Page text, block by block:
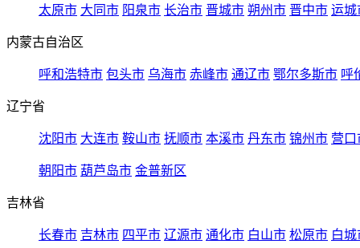
太原市 大同市 阳泉市 长治市 晋城市 朔州市 晋中市 运城
内蒙古自治区
呼和浩特市 包头市 乌海市 赤峰市 通辽市 鄂尔多斯市 呼
辽宁省
沈阳市 大连市 鞍山市 抚顺市 本溪市 丹东市 锦州市 营口
朝阳市 葫芦岛市 金普新区
吉林省
长春市 吉林市 四平市 辽源市 通化市 白山市 松原市 白城